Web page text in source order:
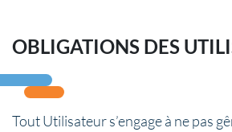
OBLIGATIONS DES
Tout Utilisateur s’engage à ne pas